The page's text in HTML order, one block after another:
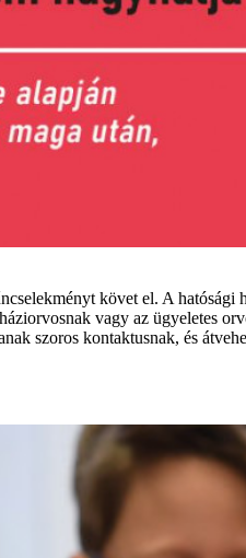
követ el. A
vagy az ügyeletes
szoros kontaktusnak, és